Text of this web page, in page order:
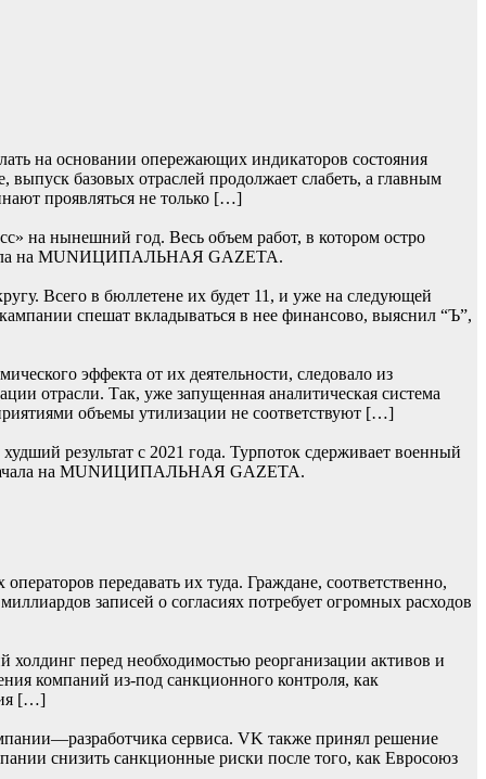
на основании опережающих индикаторов состояния
базовых отраслей продолжает слабеть, а главным
проявляться не только […]
на нынешний год. Весь объем работ, в котором остро
на MUNИЦИПАЛЬНАЯ GAZЕТА.
Всего в бюллетене их будет 11, и уже на следующей
спешат вкладываться в нее финансово, выяснил “Ъ”,
эффекта от их деятельности, следовало из
отрасли. Так, уже запущенная аналитическая система
объемы утилизации не соответствуют […]
результат с 2021 года. Турпоток сдерживает военный
сначала на MUNИЦИПАЛЬНАЯ GAZЕТА.
передавать их туда. Граждане, соответственно,
записей о согласиях потребует огромных расходов
перед необходимостью реорганизации активов и
компаний из-под санкционного контроля, как
[…]
сервиса. VK также принял решение
снизить санкционные риски после того, как Евросоюз